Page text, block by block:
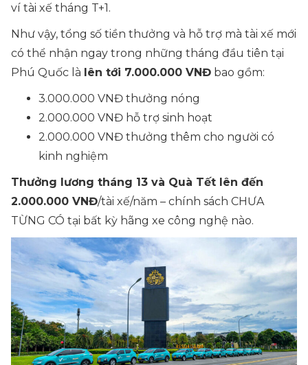
ví tài xế tháng T+1.
Như vậy, tổng số tiền thưởng và hỗ trợ mà tài xế mới
có thể nhận ngay trong những tháng đầu tiên tại
Phú Quốc là lên tới 7.000.000 VNĐ bao gồm:
3.000.000 VNĐ thưởng nóng
2.000.000 VNĐ hỗ trợ sinh hoạt
2.000.000 VNĐ thưởng thêm cho người có
kinh nghiệm
Thưởng lương tháng 13 và Quà Tết lên đến
2.000.000 VNĐ/tài xế/năm – chính sách CHƯA
TỪNG CÓ tại bất kỳ hãng xe công nghệ nào.